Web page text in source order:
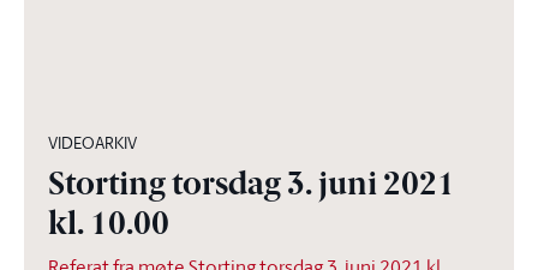
VIDEOARKIV
Storting torsdag 3. juni 2021
kl. 10.00